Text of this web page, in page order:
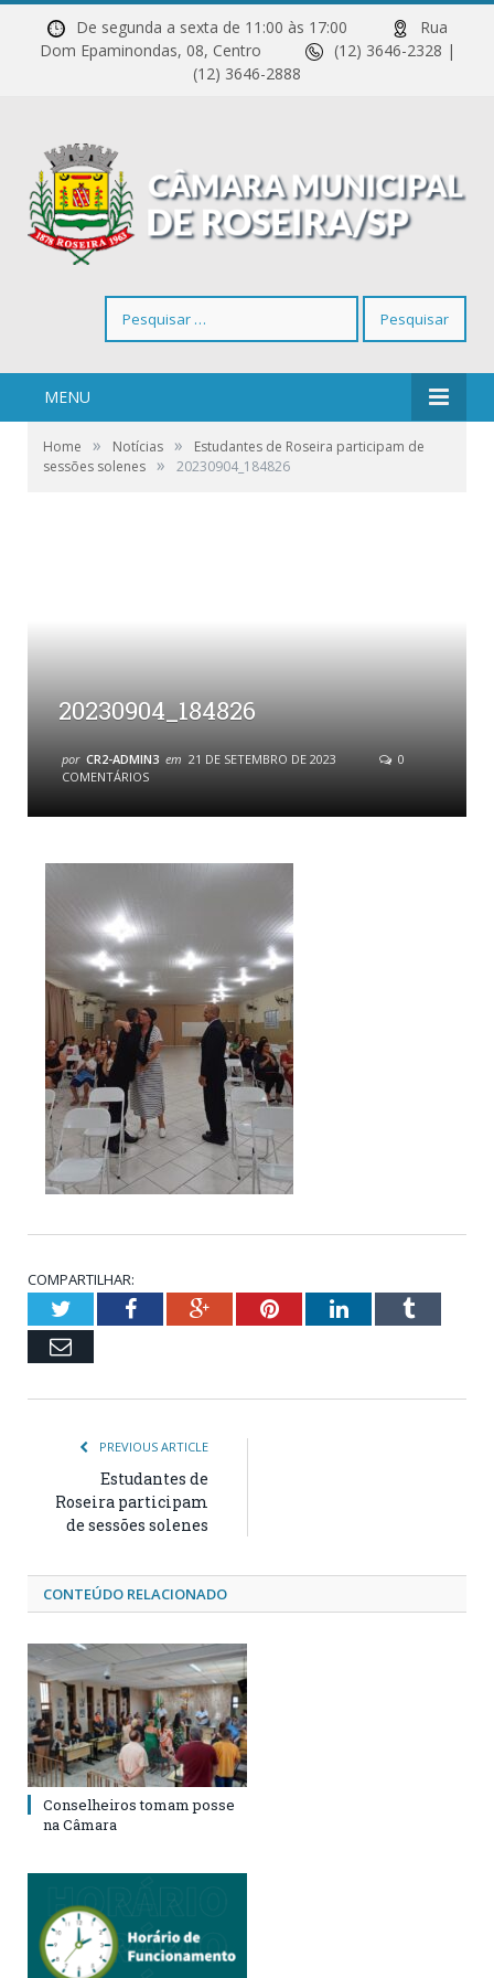
De segunda a sexta de 11:00 às 17:00
Rua
Dom Epaminondas, 08, Centro
(12) 3646-2328 |
(12) 3646-2888
por:
MENU
Home » Notícias »
Estudantes de Roseira participam de
sessões solenes » 20230904_184826
20230904_184826
por CR2-ADMIN3 em 21 DE SETEMBRO DE 2023
0
COMENTÁRIOS
COMPARTILHAR:
TwitterFacebookGoogle+PinterestLinkedInTumblr
Email
PREVIOUS ARTICLE
Estudantes de
Roseira participam
de sessões solenes
CONTEÚDO RELACIONADO
Conselheiros tomam posse
na Câmara